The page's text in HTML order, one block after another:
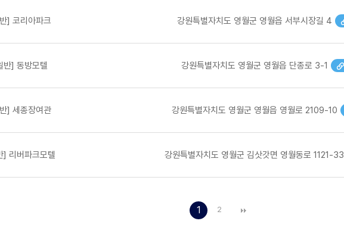
] 코리아파크 강원특별자치도 영월군 영월읍 서부시장길 4
반] 동방모텔 강원특별자치도 영월군 영월읍 단종로 3-1
] 세종장여관 강원특별자치도 영월군 영월읍 영월로 2109-10
] 리버파크모텔 강원특별자치도 영월군 김삿갓면 영월동로 1121-33
1 2